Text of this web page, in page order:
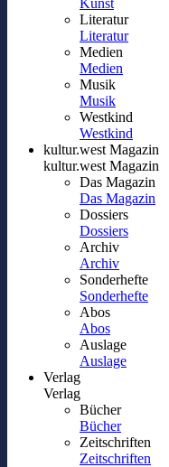
Kunst
Literatur
Literatur
Medien
Medien
Musik
Musik
Westkind
Westkind
kultur.west Magazin
kultur.west Magazin
Das Magazin
Das Magazin
Dossiers
Dossiers
Archiv
Archiv
Sonderhefte
Sonderhefte
Abos
Abos
Auslage
Auslage
Verlag
Verlag
Bücher
Bücher
Zeitschriften
Zeitschriften